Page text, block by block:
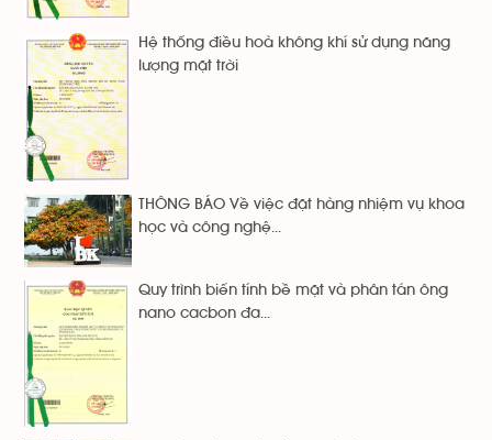
Hệ thống điều hoà không khí sử dụng năng
lượng mặt trời
THÔNG BÁO Về việc đặt hàng nhiệm vụ khoa
học và công nghệ...
Quy trình biến tính bề mặt và phân tán ông
nano cacbon đa...